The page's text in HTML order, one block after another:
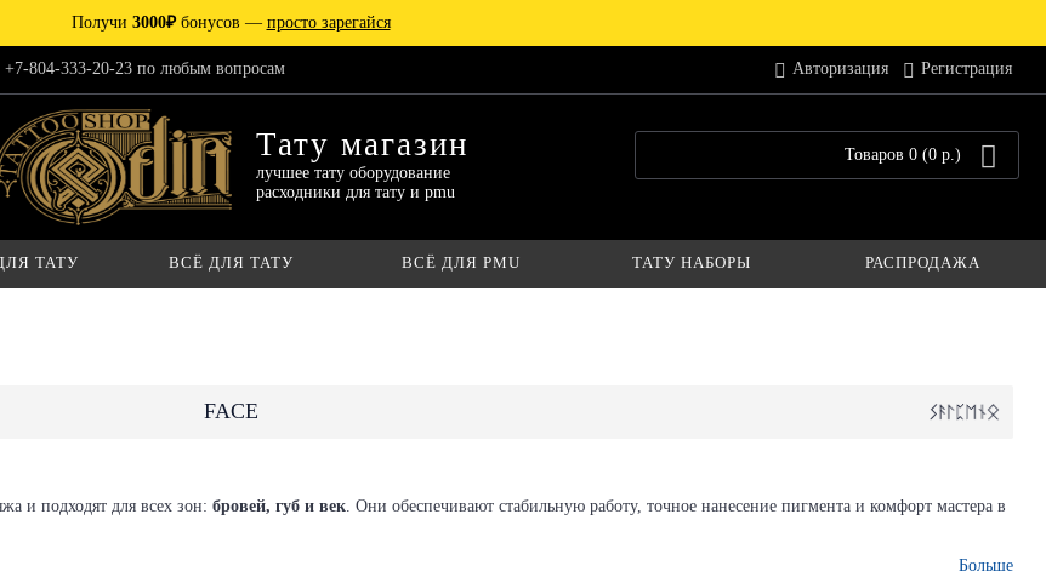
Получи 3000₽бонусов — просто зарегайся
+7-804-333-20-23 по любым вопросам Авторизация Регистрация
Тату магазин
лучшее тату оборудование
расходники для тату и pmu
Товаров 0 (0 р.)
ТАТУ ВСЁ ДЛЯ ТАТУ ВСЁ ДЛЯ PMU ТАТУ НАБОРЫ РАСПРОДАЖА
FACE
и подходят для всех зон: бровей, губ и век. Они обеспечивают стабильную работу, точное нанесение пигмента и комфорт мастера в
Больше